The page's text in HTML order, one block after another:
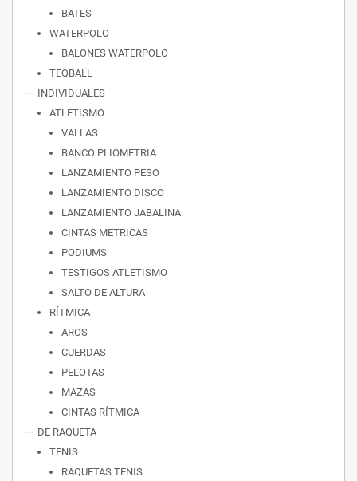
BATES
WATERPOLO
BALONES WATERPOLO
TEQBALL
INDIVIDUALES
ATLETISMO
VALLAS
BANCO PLIOMETRIA
LANZAMIENTO PESO
LANZAMIENTO DISCO
LANZAMIENTO JABALINA
CINTAS METRICAS
PODIUMS
TESTIGOS ATLETISMO
SALTO DE ALTURA
RÍTMICA
AROS
CUERDAS
PELOTAS
MAZAS
CINTAS RÍTMICA
DE RAQUETA
TENIS
RAQUETAS TENIS